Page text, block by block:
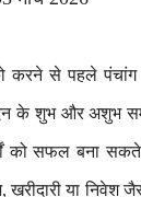
करने से पहले
के शुभ और अशुभ
को सफल बना सकते
खरीदारी या निवेश